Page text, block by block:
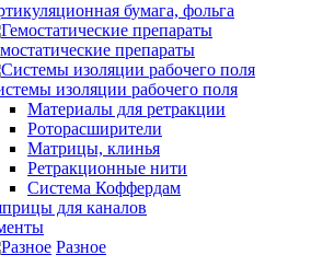
бумага, фольга
препараты
изоляции рабочего поля
Материалы для ретракции
Роторасширители
Матрицы, клинья
Ретракционные нити
Система Коффердам
для каналов
Разное